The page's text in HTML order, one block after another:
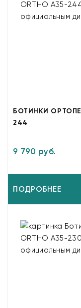
БОТИНКИ
244
9 790 руб.
ПОДРОБНЕЕ